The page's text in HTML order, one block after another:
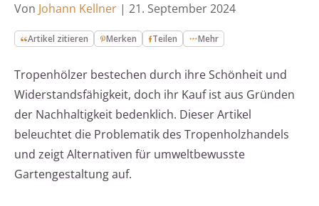
Von Johann Kellner | 21. September 2024
Artikel zitieren Merken Teilen Mehr
Tropenhölzer bestechen durch ihre Schönheit und
Widerstandsfähigkeit, doch ihr Kauf ist aus Gründen
der Nachhaltigkeit bedenklich. Dieser Artikel
beleuchtet die Problematik des Tropenholzhandels
und zeigt Alternativen für umweltbewusste
Gartengestaltung auf.